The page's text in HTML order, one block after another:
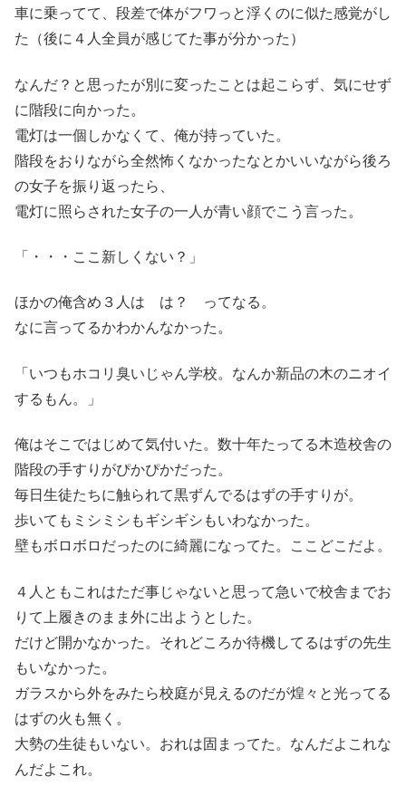
車に乗ってて、段差で体がフワっと浮くのに似た感覚がし
た（後に４人全員が感じてた事が分かった）
なんだ？と思ったが別に変ったことは起こらず、気にせず
に階段に向かった。
電灯は一個しかなくて、俺が持っていた。
階段をおりながら全然怖くなかったなとかいいながら後ろ
の女子を振り返ったら、
電灯に照らされた女子の一人が青い顔でこう言った。
「・・・ここ新しくない？」
ほかの俺含め３人は は？ ってなる。
なに言ってるかわかんなかった。
「いつもホコリ臭いじゃん学校。なんか新品の木のニオイ
するもん。」
俺はそこではじめて気付いた。数十年たってる木造校舎の
階段の手すりがぴかぴかだった。
毎日生徒たちに触られて黒ずんでるはずの手すりが。
歩いてもミシミシもギシギシもいわなかった。
壁もボロボロだったのに綺麗になってた。ここどこだよ。
４人ともこれはただ事じゃないと思って急いで校舎までお
りて上履きのまま外に出ようとした。
だけど開かなかった。それどころか待機してるはずの先生
もいなかった。
ガラスから外をみたら校庭が見えるのだが煌々と光ってる
はずの火も無く。
大勢の生徒もいない。おれは固まってた。なんだよこれな
んだよこれ。